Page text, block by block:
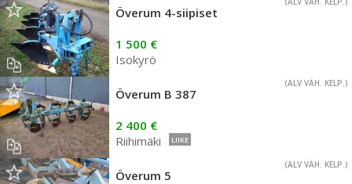
Överum 4-siipiset
1 500 €
Isokyrö
(ALV VÄH. KELP.)
Överum B 387
2 400 €
Riihimäki
LIIKE
(ALV VÄH. KELP.)
Överum 5